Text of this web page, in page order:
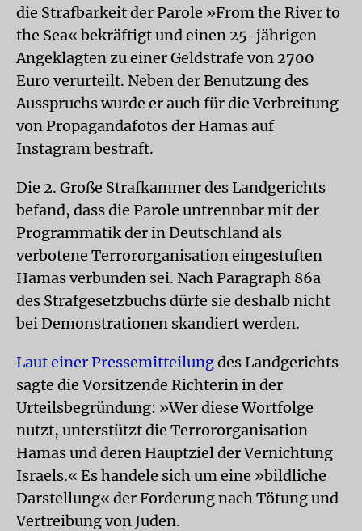
die Strafbarkeit der Parole »From the River to
the Sea« bekräftigt und einen 25-jährigen
Angeklagten zu einer Geldstrafe von 2700
Euro verurteilt. Neben der Benutzung des
Ausspruchs wurde er auch für die Verbreitung
von Propagandafotos der Hamas auf
Instagram bestraft.
Die 2. Große Strafkammer des Landgerichts
befand, dass die Parole untrennbar mit der
Programmatik der in Deutschland als
verbotene Terrororganisation eingestuften
Hamas verbunden sei. Nach Paragraph 86a
des Strafgesetzbuchs dürfe sie deshalb nicht
bei Demonstrationen skandiert werden.
Laut einer Pressemitteilungdes Landgerichts
sagte die Vorsitzende Richterin in der
Urteilsbegründung: »Wer diese Wortfolge
nutzt, unterstützt die Terrororganisation
Hamas und deren Hauptziel der Vernichtung
Israels.« Es handele sich um eine »bildliche
Darstellung« der Forderung nach Tötung und
Vertreibung von Juden.